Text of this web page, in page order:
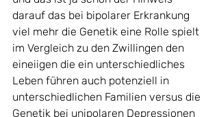
darauf das bei bipolarer Erkrankung
viel mehr die Genetik eine Rolle spielt
im Vergleich zu den Zwillingen den
eineiigen die ein unterschiedliches
Leben führen auch potenziell in
unterschiedlichen Familien versus die
Genetik bei unipolaren Depressionen